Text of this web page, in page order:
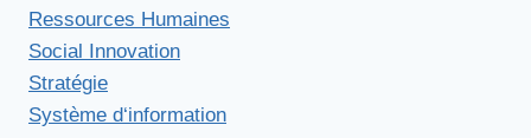
Ressources Humaines
Social Innovation
Stratégie
Système d‘information